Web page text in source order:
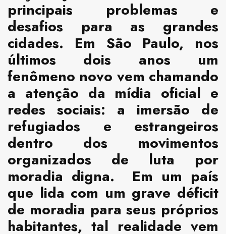
principais problemas e
desafios para as grandes
cidades. Em São Paulo, nos
últimos dois anos um
fenômeno novo vem chamando
a atenção da mídia oficial e
redes sociais: a imersão de
refugiados e estrangeiros
dentro dos movimentos
organizados de luta por
moradia digna. Em um país
que lida com um grave déficit
de moradia para seus próprios
habitantes, tal realidade vem